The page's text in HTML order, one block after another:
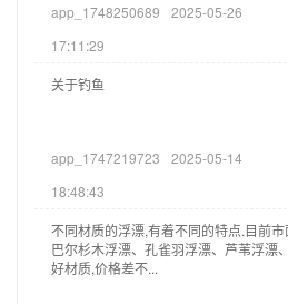
app_1748250689
2025-05-26
17:11:29
关于钓鱼
app_1747219723
2025-05-14
18:48:43
不同材质的浮漂,有着不同的特点.目前
巴尔杉木浮漂、孔雀羽浮漂、芦苇浮漂
好材质,价格差不...